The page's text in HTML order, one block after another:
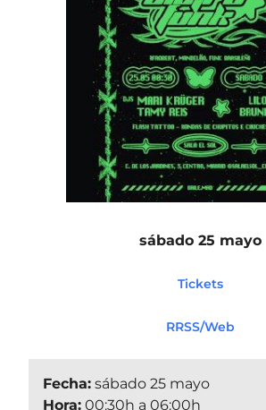
sábado 25 mayo
Tickets
RRSS/Web
Fecha: sábado 25 mayo
Hora: 00:30h a 06:00h